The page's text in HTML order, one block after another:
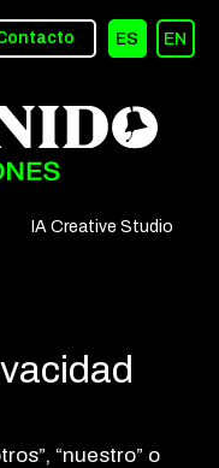
ES EN
IA Creative Studio
“nuestro” o